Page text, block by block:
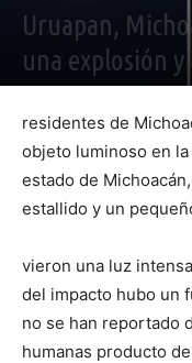
Uruapan,
una explosión
residentes de
objeto luminoso en
estado de
estallido y un
vieron una luz
del impacto hubo un
no se han reportado
humanas producto